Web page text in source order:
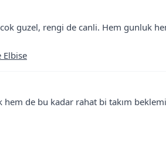
guzel, rengi de canli. Hem gunluk
Elbise
hem de bu kadar rahat bi takım